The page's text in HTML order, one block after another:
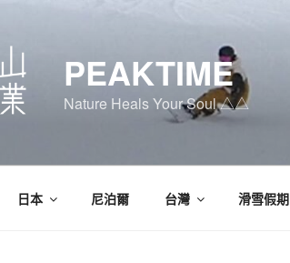
PEAKTIME
Nature Heals Your Soul △△
日本 尼泊爾 台灣 滑雪假期